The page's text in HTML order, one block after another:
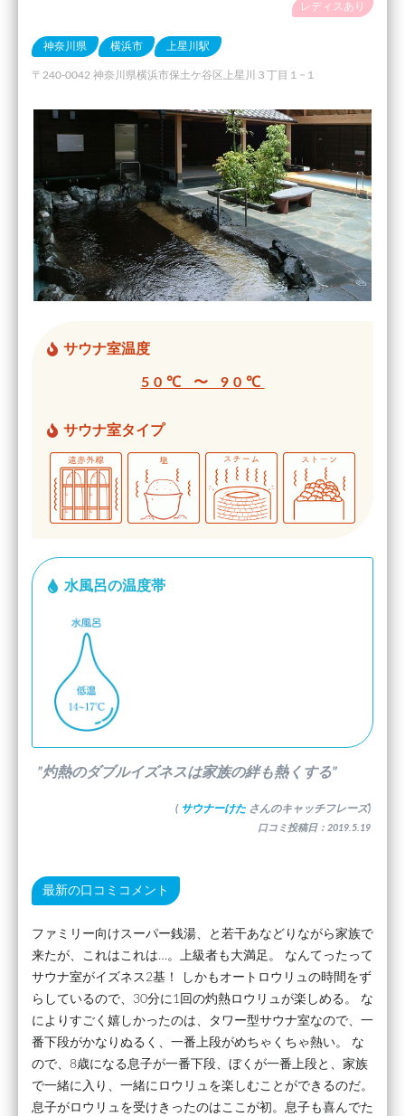
レディスあり
神奈川県 横浜市 上星川駅
〒240-0042 神奈川県横浜市保土ケ谷区上星川３丁目１−１
サウナ室温度
50℃ 〜 90℃
サウナ室タイプ
水風呂の温度帯
”灼熱のダブルイズネスは家族の絆も熱くする”
( サウナーけた さんのキャッチフレーズ)
口コミ投稿日：2019.5.19
最新の口コミコメント
ファミリー向けスーパー銭湯、と若干あなどりながら家族で
来たが、これはこれは…。上級者も大満足。 なんてったって
サウナ室がイズネス2基！ しかもオートロウリュの時間をず
らしているので、30分に1回の灼熱ロウリュが楽しめる。 な
によりすごく嬉しかったのは、タワー型サウナ室なので、一
番下段がかなりぬるく、一番上段がめちゃくちゃ熱い。 な
ので、8歳になる息子が一番下段、ぼくが一番上段と、家族
で一緒に入り、一緒にロウリュを楽しむことができるのだ。
息子がロウリュを受けきったのはここが初。息子も喜んでた